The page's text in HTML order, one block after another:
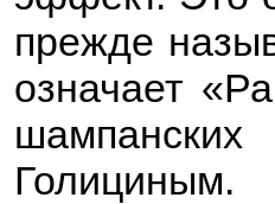
прежде
означает
Голициным.